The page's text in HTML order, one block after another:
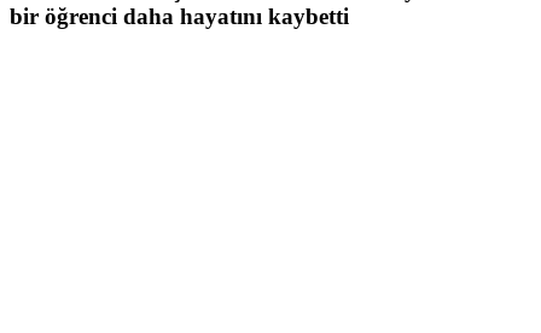
bir öğrenci daha hayatını kaybetti